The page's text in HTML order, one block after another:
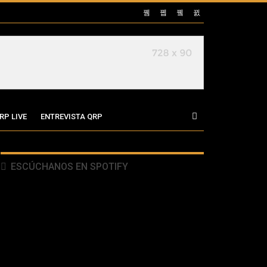
LIVE ENTREVISTA QRP
ESCÚCHANOS EN SPOTIFY